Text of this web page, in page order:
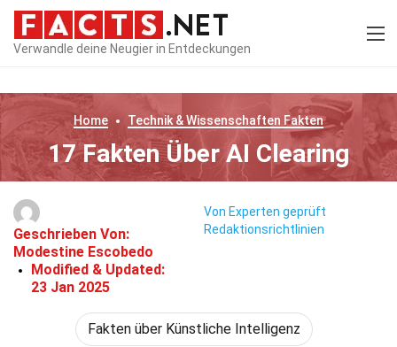
Verwandle deine Neugier in Entdeckungen
Home Technik & Wissenschaften Fakten
17 Fakten Über AI Clearing
Geschrieben Von:
Modestine Escobedo
Modified & Updated:
23 Jan 2025
Von Experten geprüft
Redaktionsrichtlinien
Fakten über Künstliche Intelligenz